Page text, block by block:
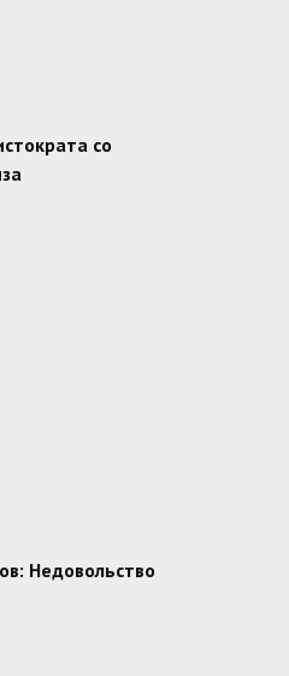
со
Недовольство